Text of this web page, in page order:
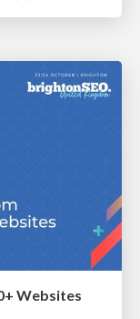
Websites